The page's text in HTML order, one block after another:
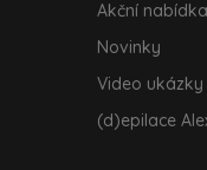
Akční nabídka
Novinky
Video
(d)epilace